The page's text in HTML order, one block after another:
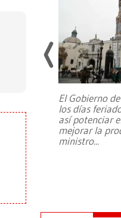
El Gobierno
los días
así potenciar
mejorar la
ministro...